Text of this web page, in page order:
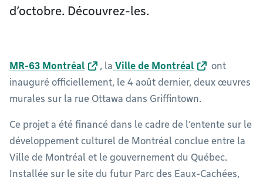
d’octobre. Découvrez-les.
MR-63 Montréal , la Ville de Montréal
ont
inauguré officiellement, le 4 août dernier, deux œuvres
murales sur la rue Ottawa dans Griffintown.
Ce projet a été financé dans le cadre de l’entente sur le
développement culturel de Montréal conclue entre la
Ville de Montréal et le gouvernement du Québec.
Installée sur le site du futur Parc des Eaux-Cachées,